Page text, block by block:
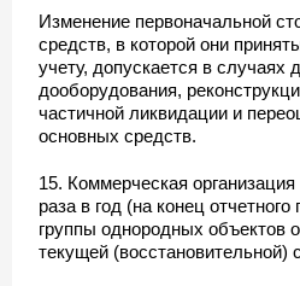
Изменение первоначальной
средств, в которой они
учету, допускается в случаях
дооборудования,
частичной ликвидации и
основных средств.
15. Коммерческая
раза в год (на конец
группы однородных объектов
текущей (восстановительной)